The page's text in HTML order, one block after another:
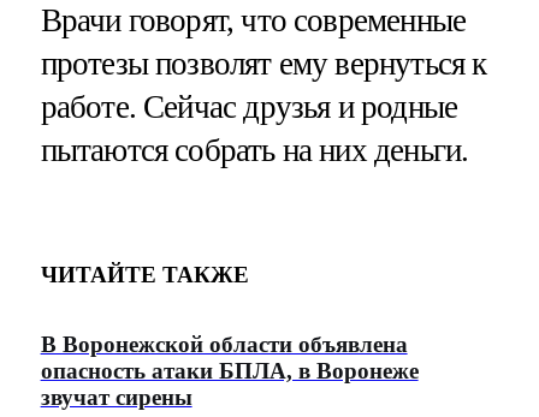
Врачи говорят, что современные
протезы позволят ему вернуться к
работе. Сейчас друзья и родные
пытаются собрать на них деньги.
ЧИТАЙТЕ ТАКЖЕ
В Воронежской области объявлена
опасность атаки БПЛА, в Воронеже
звучат сирены